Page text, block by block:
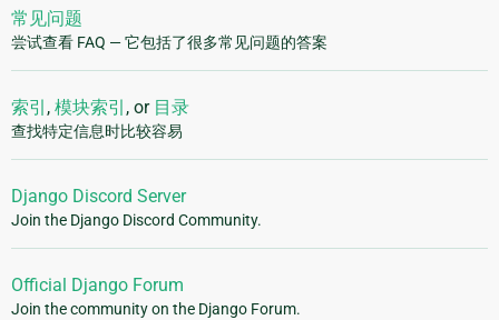
常见问题
尝试查看 FAQ — 它包括了很多常见问题的答案
索引 , 模块索引 , or 目录
查找特定信息时比较容易
Django Discord Server
Join the Django Discord Community.
Official Django Forum
Join the community on the Django Forum.